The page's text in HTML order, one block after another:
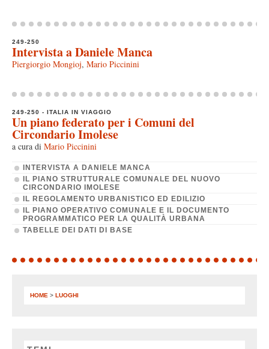
249-250
Intervista a Daniele Manca
Piergiorgio Mongioj, Mario Piccinini
249-250 - ITALIA IN VIAGGIO
Un piano federato per i Comuni del
Circondario Imolese
a cura di Mario Piccinini
INTERVISTA A DANIELE MANCA
IL PIANO STRUTTURALE COMUNALE DEL NUOVO
CIRCONDARIO IMOLESE
IL REGOLAMENTO URBANISTICO ED EDILIZIO
IL PIANO OPERATIVO COMUNALE E IL DOCUMENTO
PROGRAMMATICO PER LA QUALITÀ URBANA
TABELLE DEI DATI DI BASE
HOME > LUOGHI